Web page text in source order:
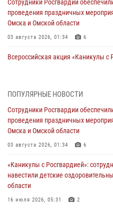
Сотрудники Росгвардии
проведения праздничных
Омска и Омской области
03 августа 2026, 01:34 6
Всероссийская акция «Каникулы с
тренировка по управлению
30 июля 2026, 04:39 2
Росгвардия обеспечила
29 июля 2026, 01:49
Росгвардейцы приняли участие в
Руси в Омске
ПОПУЛЯРНЫЕ НОВОСТИ
Сотрудники Росгвардии
проведения праздничных
Омска и Омской области
03 августа 2026, 01:34 6
«Каникулы с Росгвардией»:
навестили детские
области
16 июля 2026, 05:31 2